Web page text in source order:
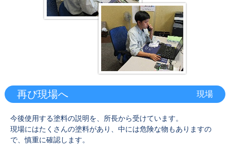
再び現場へ 現場
今後使用する塗料の説明を、所長から受けています。
現場にはたくさんの塗料があり、中には危険な物もありますの
で、慎重に確認します。